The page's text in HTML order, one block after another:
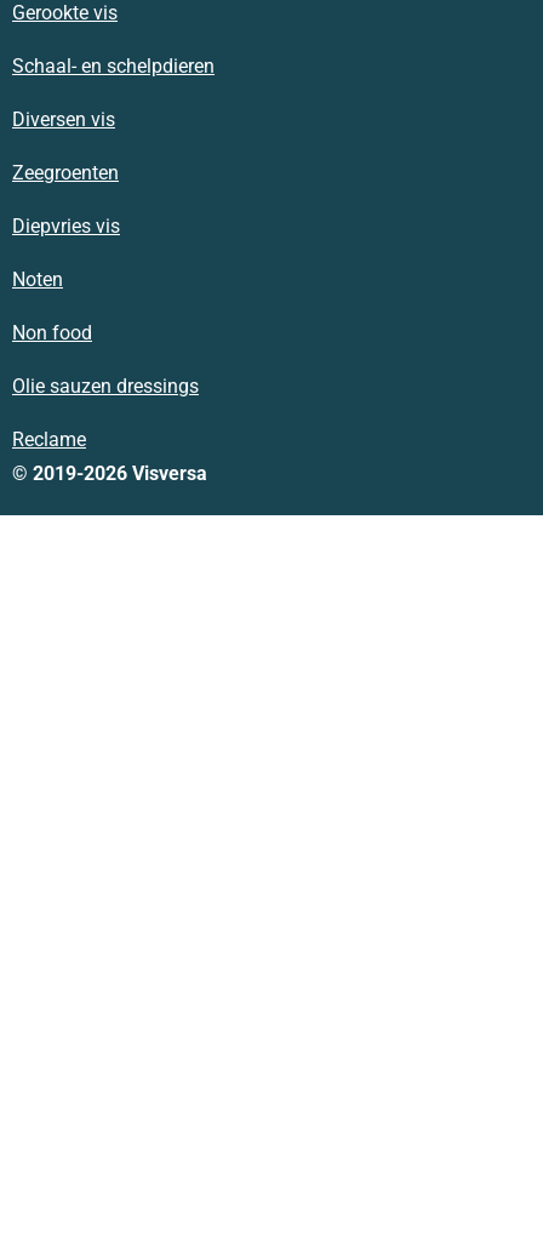
Gerookte vis
Schaal- en schelpdieren
Diversen vis
Zeegroenten
Diepvries vis
Noten
Non food
Olie sauzen dressings
Reclame
© 2019-2026 Visversa